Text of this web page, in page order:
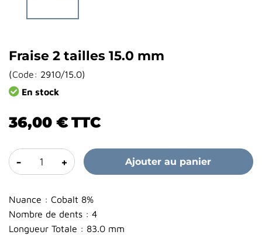
Fraise 2 tailles 15.0 mm
(Code: 2910/15.0)
En stock
36,00 €TTC
- + Ajouter au panier
Nuance : Cobalt 8%
Nombre de dents : 4
Longueur Totale : 83.0 mm